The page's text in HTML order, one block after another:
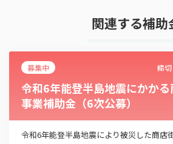
関連する補助
募集中 締切
令和6年能登半島地震にかか
事業補助金（6次公募）
令和6年能登半島地震により被災した商店